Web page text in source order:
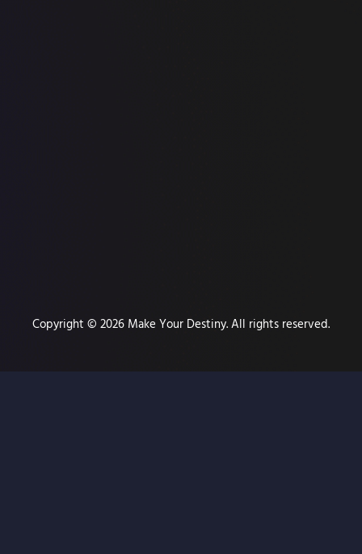
Copyright © 2026 Make Your Destiny. All rights reserved.